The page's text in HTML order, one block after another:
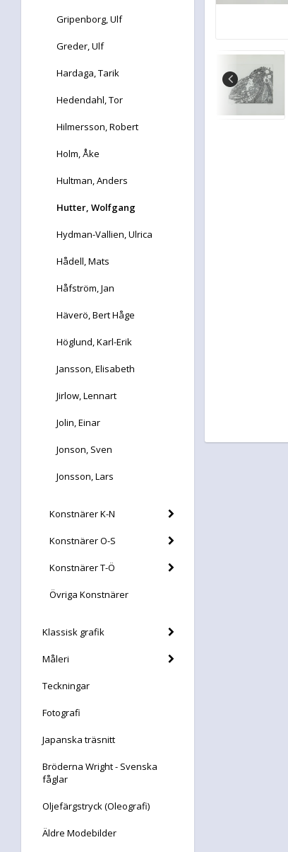
Gripenborg, Ulf
Greder, Ulf
Hardaga, Tarik
Hedendahl, Tor
Hilmersson, Robert
Holm, Åke
Hultman, Anders
Hutter, Wolfgang
Hydman-Vallien, Ulrica
Hådell, Mats
Håfström, Jan
Häverö, Bert Håge
Höglund, Karl-Erik
Jansson, Elisabeth
Jirlow, Lennart
Jolin, Einar
Jonson, Sven
Jonsson, Lars
Konstnärer K-N
Konstnärer O-S
Konstnärer T-Ö
Övriga Konstnärer
Klassisk grafik
Måleri
Teckningar
Fotografi
Japanska träsnitt
Bröderna Wright - Svenska
fåglar
Oljefärgstryck (Oleografi)
Äldre Modebilder